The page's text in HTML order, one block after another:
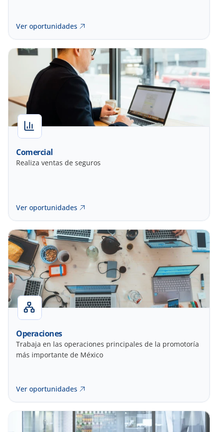
Ver oportunidades
Comercial
Realiza ventas de seguros
Ver oportunidades
Operaciones
Trabaja en las operaciones principales de la promotoría
más importante de México
Ver oportunidades